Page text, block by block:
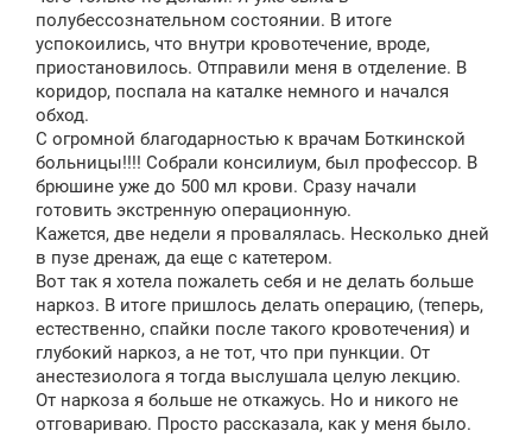
полубессознательном состоянии. В итоге
успокоились, что внутри кровотечение, вроде,
приостановилось. Отправили меня в отделение. В
коридор, поспала на каталке немного и начался
обход.
С огромной благодарностью к врачам Боткинской
больницы!!!! Собрали консилиум, был профессор. В
брюшине уже до 500 мл крови. Сразу начали
готовить экстренную операционную.
Кажется, две недели я провалялась. Несколько дней
в пузе дренаж, да еще с катетером.
Вот так я хотела пожалеть себя и не делать больше
наркоз. В итоге пришлось делать операцию, (теперь,
естественно, спайки после такого кровотечения) и
глубокий наркоз, а не тот, что при пункции. От
анестезиолога я тогда выслушала целую лекцию.
От наркоза я больше не откажусь. Но и никого не
отговариваю. Просто рассказала, как у меня было.